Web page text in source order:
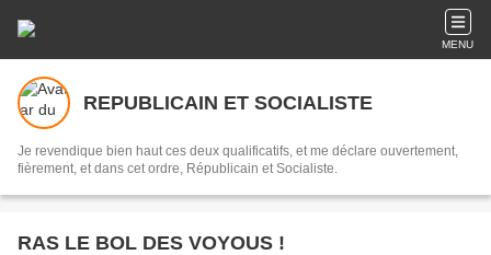
MENU
REPUBLICAIN ET SOCIALISTE
Je revendique bien haut ces deux qualificatifs, et me déclare ouvertement,
fièrement, et dans cet ordre, Républicain et Socialiste.
RAS LE BOL DES VOYOUS !